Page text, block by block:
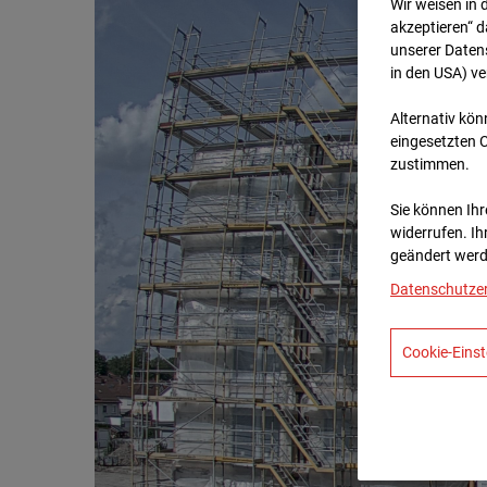
Wir weisen in
akzeptieren“
unserer
in den USA)
Alternativ
eingesetzten
zustimmen.
Sie können
widerrufen.
geändert
Cookie-